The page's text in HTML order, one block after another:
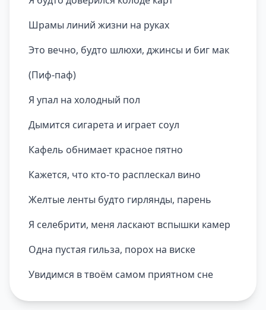
Шрамы линий жизни на руках
Это вечно, будто шлюхи, джинсы и биг мак
(Пиф-паф)
Я упал на холодный пол
Дымится сигарета и играет соул
Кафель обнимает красное пятно
Кажется, что кто-то расплескал вино
Желтые ленты будто гирлянды, парень
Я селебрити, меня ласкают вспышки камер
Одна пустая гильза, порох на виске
Увидимся в твоём самом приятном сне